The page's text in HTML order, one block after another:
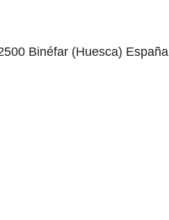
Binéfar (Huesca) España